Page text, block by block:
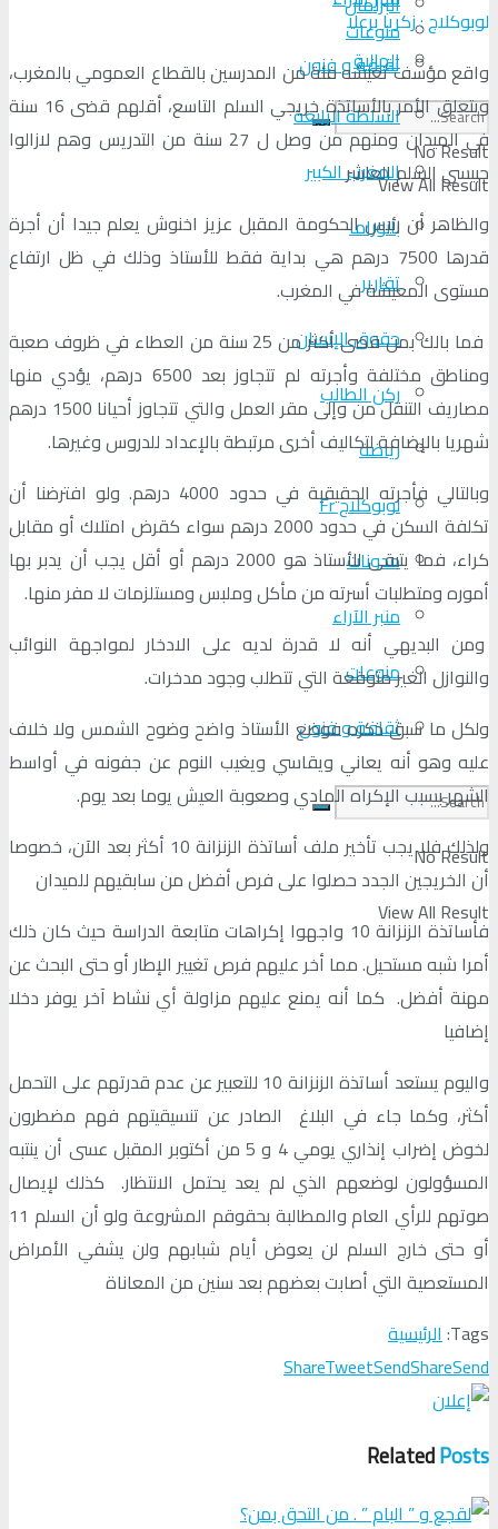
منوعات
ثقافة و فنون
No Result
View All Result
الجالية
السلطة الرابعة
المغرب الكبير
بانوراما
تقارير
حقوق الإنسان
ركن الطالب
رياضة
لوبوكلاج Fr
مدونات
منبر الآراء
منوعات
ثقافة و فنون
No Result
View All Result
لوبوكلاج : زكريا برعلا
واقع مؤسف تعيشه فئة من المدرسين بالقطاع العمومي بالمغرب،
ويتعلق الأمر بالأساتذة خريجي السلم التاسع، أقلهم قضى 16 سنة
في الميدان ومنهم من وصل ل 27 سنة من التدريس وهم لازالوا
حبيسي السلم العاشر
والظاهر أن رئيس الحكومة المقبل عزيز اخنوش يعلم جيدا أن أجرة
قدرها 7500 درهم هي بداية فقط للأستاذ وذلك في ظل ارتفاع
مستوى المعيشة في المغرب.
فما بالك بمن قضى أكثر من 25 سنة من العطاء في ظروف صعبة
ومناطق مختلفة وأجرته لم تتجاوز بعد 6500 درهم، يؤدي منها
مصاريف التنقل من وإلى مقر العمل والتي تتجاوز أحيانا 1500 درهم
شهريا بالإضافة لتكاليف أخرى مرتبطة بالإعداد للدروس وغيرها.
وبالتالي فأجرته الحقيقية في حدود 4000 درهم. ولو افترضنا أن
تكلفة السكن في حدود 2000 درهم سواء كقرض امتلاك أو مقابل
كراء، فما يتبقى للأستاذ هو 2000 درهم أو أقل يجب أن يدبر بها
أموره ومتطلبات أسرته من مأكل وملبس ومستلزمات لا مفر منها.
ومن البديهي أنه لا قدرة لديه على الادخار لمواجهة النوائب
والنوازل الغير متوقعة التي تتطلب وجود مدخرات.
ولكل ما سبق ذكره فوضع الأستاذ واضح وضوح الشمس ولا خلاف
عليه وهو أنه يعاني ويقاسي ويغيب النوم عن جفونه في أواسط
الشهر بسبب الإكراه المادي وصعوبة العيش يوما بعد يوم.
ولذلك فلا يجب تأخير ملف أساتذة الزنزانة 10 أكثر بعد الآن، خصوصا
أن الخريجين الجدد حصلوا على فرص أفضل من سابقيهم للميدان
فأساتذة الزنزانة 10 واجهوا إكراهات متابعة الدراسة حيث كان ذلك
أمرا شبه مستحيل. مما أخر عليهم فرص تغيير الإطار أو حتى البحث عن
مهنة أفضل. كما أنه يمنع عليهم مزاولة أي نشاط آخر يوفر دخلا
إضافيا
واليوم يستعد أساتذة الزنزانة 10 للتعبير عن عدم قدرتهم على التحمل
أكثر، وكما جاء في البلاغ الصادر عن تنسيقيتهم فهم مضطرون
لخوض إضراب إنذاري يومي 4 و 5 من أكتوبر المقبل عسى أن ينتبه
المسؤولون لوضعهم الذي لم يعد يحتمل الانتظار. كذلك لإيصال
صوتهم للرأي العام والمطالبة بحقوقم المشروعة ولو أن السلم 11
أو حتى خارج السلم لن يعوض أيام شبابهم ولن يشفي الأمراض
المستعصية التي أصابت بعضهم بعد سنين من المعاناة
Tags: الرئيسية
ShareTweetSendShareSend
RelatedPosts